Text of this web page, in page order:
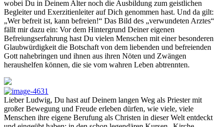
wobei Du in Deinem Alter noch die Ausbildung zum geistlichen
Begleiter und Exerzitienleiter auf Dich genommen hast. Und da gilt:
„Wer befreit ist, kann befreien!“ Das Bild des „verwundeten Arztes“
fällt mir dazu ein: Vor dem Hintergrund Deiner eigenen
Befreiungserfahrung hast Du vielen Menschen mit einer besonderen
Glaubwürdigkeit die Botschaft von dem liebenden und befreienden
Gott nahebringen und ihnen aus ihren Nöten und Zwängen
heraushelfen können, die sie vom wahren Leben abtrennten.
Lieber Ludwig, Du hast auf Deinem langen Weg als Priester mit
großer Bewegung und Freude erleben dürfen, wie viele, viele
Menschen ihre eigene Berufung als Christen in dieser Welt entdeckt